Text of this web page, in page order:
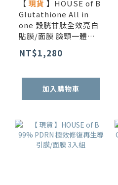
【 現貨 】HOUSE of B
Glutathione All in
one 穀胱甘肽全效亮白
貼膜/面膜 臉頸一體強
效組 3入
NT$1,280
加入購物車